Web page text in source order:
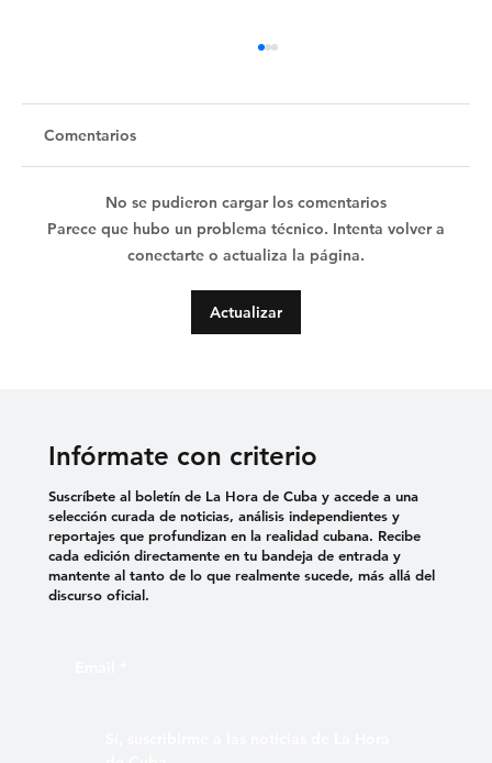
EL PARQUE DE LA CALLE MATADERO
Comentarios
No se pudieron cargar los comentarios
Parece que hubo un problema técnico. Intenta volver a
conectarte o actualiza la página.
Actualizar
Infórmate con criterio
Suscríbete al boletín de La Hora de Cuba y accede a una
selección curada de noticias, análisis independientes y
reportajes que profundizan en la realidad cubana. Recibe
cada edición directamente en tu bandeja de entrada y
mantente al tanto de lo que realmente sucede, más allá del
discurso oficial.